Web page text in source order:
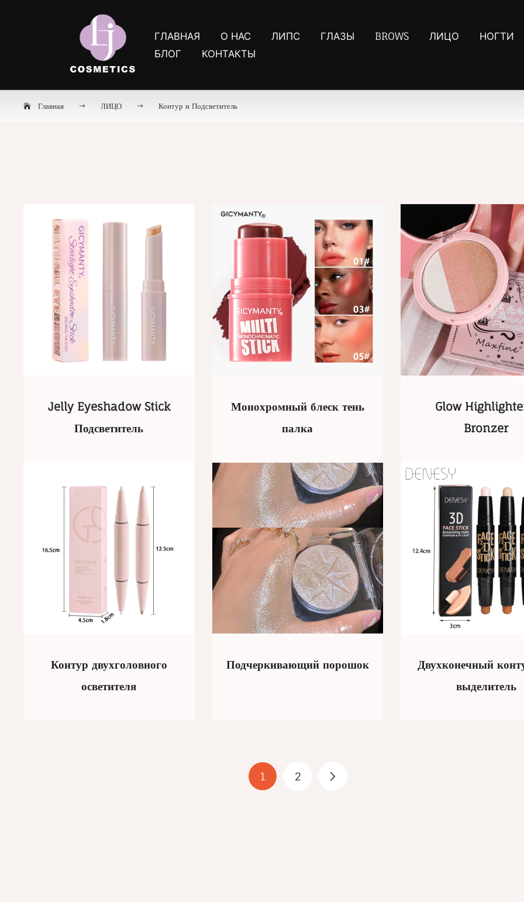
ГЛАВНАЯ О НАС ЛИПС ГЛАЗЫ BROWS ЛИЦО
НОГТИ
БЛОГ
КОНТАКТЫ
Главная ЛИЦО Контур и Подсветитель
Jelly Eyeshadow Stick
Подсветитель
Монохромный блеск тень
палка
Glow
Bronzer
Контур двухголовного
осветителя
Подчеркивающий порошок
Двухконечный
выделитель
1 2